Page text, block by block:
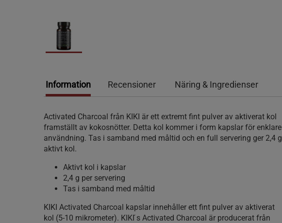
Information Recensioner Näring & Ingredienser
Activated Charcoal från KIKI är ett extremt fint pulver av aktiverat kol
framställt av kokosnötter. Detta kol kommer i form kapslar för enklare
användning. Tas i samband med måltid och en full servering ger 2,4 g
aktivt kol.
Aktivt kol i kapslar
2,4 g per servering
Tas i samband med måltid
KIKI Activated Charcoal kapslar innehåller ett fint pulver av aktiverat
kol (5-10 mikrometer). KIKI ́s Activated Charcoal är producerat från